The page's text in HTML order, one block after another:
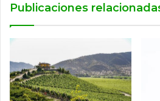
Publicaciones